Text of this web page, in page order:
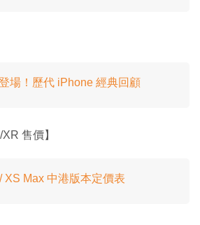
場！歷代 iPhone 經典回顧
售價】
XS Max 中港版本定價表